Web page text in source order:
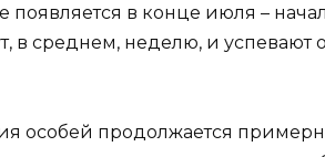
появляется в конце июля –
в среднем, неделю, и успевают
особей продолжается